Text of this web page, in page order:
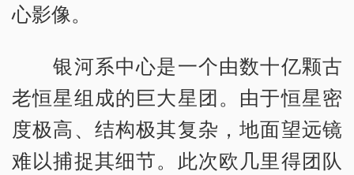
心影像。
银河系中心是一个由数十亿颗古
老恒星组成的巨大星团。由于恒星密
度极高、结构极其复杂，地面望远镜
难以捕捉其细节。此次欧几里得团队